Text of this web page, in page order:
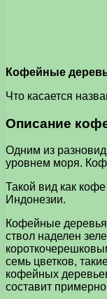
Кофейные
Что касается
Описание
Одним из
уровнем моря.
Такой вид как
Индонезии.
Кофейные деревья
ствол наделен
семь цветков,
кофейных
составит